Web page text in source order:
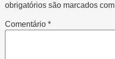
obrigatórios são marcados com
Comentário *